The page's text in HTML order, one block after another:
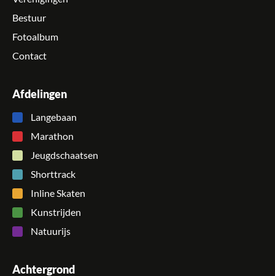
Bestuur
Fotoalbum
Contact
Afdelingen
Langebaan
Marathon
Jeugdschaatsen
Shorttrack
Inline Skaten
Kunstrijden
Natuurijs
Achtergrond